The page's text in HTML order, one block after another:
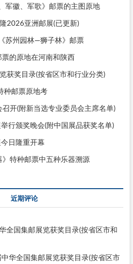
军徽、军歌》邮票的主图原地
2026亚洲邮展(已更新)
苏州园林—狮子林》邮票
票的原地在河南和陕西
获奖目录(按省区市和行业分类)
种邮票原地考
开(附新当选专业委员会主席名单)
行颁奖晚会(附中国展品获奖名单)
日隆重开幕
特种邮票中五种乐器溯源
近期评论
全国集邮展览获奖目录(按省区市和
华全国集邮展览获奖目录(按省区市